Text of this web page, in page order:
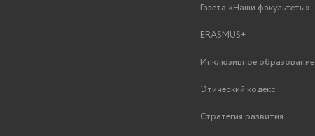
Газета «Наши факультеты»
ERASMUS+
Инклюзивное образование
Этический кодекс
Стратегия развития